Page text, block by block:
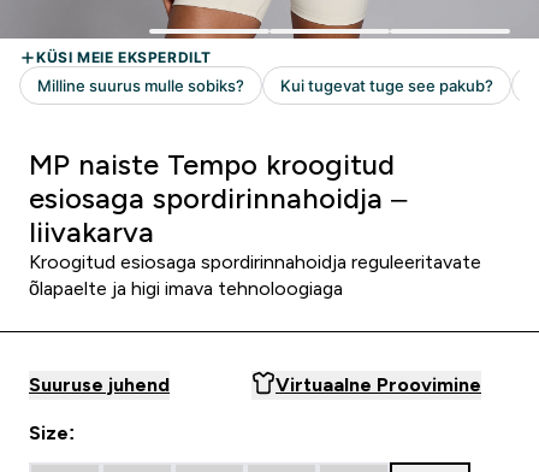
MP naiste Tempo kroogitud
esiosaga spordirinnahoidja –
liivakarva
Kroogitud esiosaga spordirinnahoidja reguleeritavate
õlapaelte ja higi imava tehnoloogiaga
Suuruse juhend Virtuaalne Proovimine
Size: